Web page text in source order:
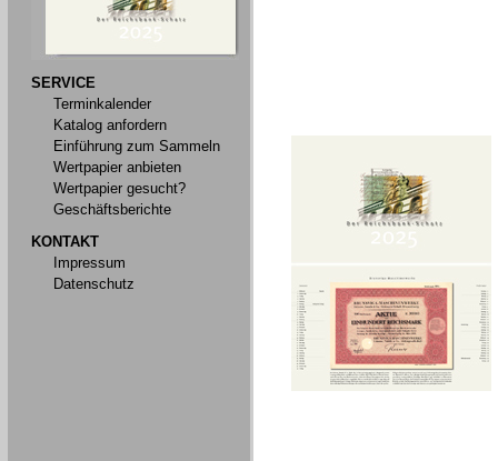
SERVICE
Terminkalender
Katalog anfordern
Einführung zum Sammeln
Wertpapier anbieten
Wertpapier gesucht?
Geschäftsberichte
KONTAKT
Impressum
Datenschutz